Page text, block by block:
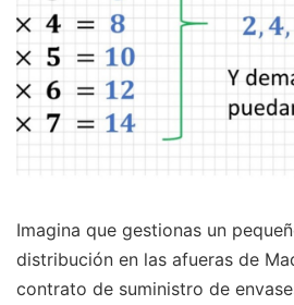
Imagina que gestionas un
distribución en las afueras de
contrato de suministro de